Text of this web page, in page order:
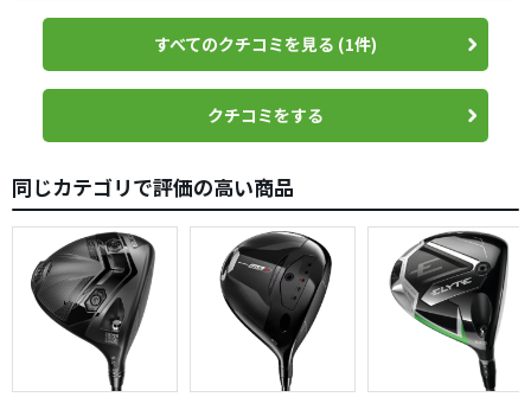
しなり戻るため、高さやつかまりはよいし、短いわりには
ヘッドスピードは出る。難しいけど高弾道低スピンが出る
ドライバーですが、上級者向き。仕上げとカッコよさがあ
るのでミズノ好きは買うなーって感じですが、まだ230ゼッ
トのほうがはるかに優しいです。買って後悔はしてません。
一般向きのスペックを用意してくれるし、本間なんかはカスタム
バリの性能のシャフトを何種類も用意している。ミズノはそうい
う寄り添いが少なくて値引きも厳しく、買わない。
すべてのクチコミを見る (1件)
クチコミをする
同じカテゴリで評価の高い商品